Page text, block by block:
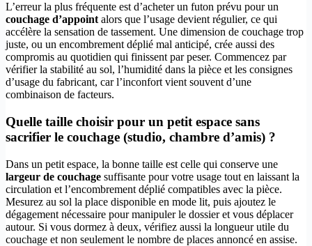
L’erreur la plus fréquente est d’acheter un futon prévu pour un
couchage d’appoint alors que l’usage devient régulier, ce qui
accélère la sensation de tassement. Une dimension de couchage trop
juste, ou un encombrement déplié mal anticipé, crée aussi des
compromis au quotidien qui finissent par peser. Commencez par
vérifier la stabilité au sol, l’humidité dans la pièce et les consignes
d’usage du fabricant, car l’inconfort vient souvent d’une
combinaison de facteurs.
Quelle taille choisir pour un petit espace sans
sacrifier le couchage (studio, chambre d’amis) ?
Dans un petit espace, la bonne taille est celle qui conserve une
largeur de couchage suffisante pour votre usage tout en laissant la
circulation et l’encombrement déplié compatibles avec la pièce.
Mesurez au sol la place disponible en mode lit, puis ajoutez le
dégagement nécessaire pour manipuler le dossier et vous déplacer
autour. Si vous dormez à deux, vérifiez aussi la longueur utile du
couchage et non seulement le nombre de places annoncé en assise.